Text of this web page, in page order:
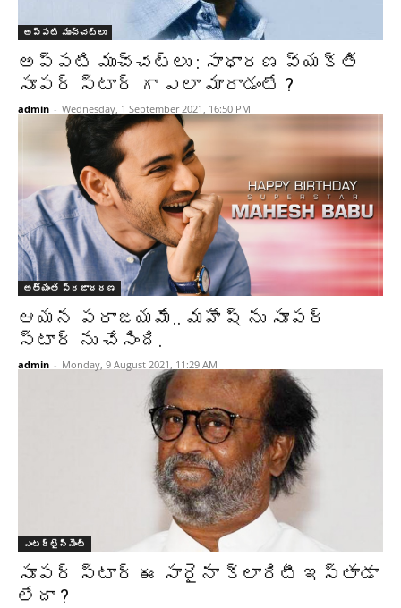
అప్పటి ముచ్చట్లు
అప్పటి ముచ్చట్లు : సాధారణ వ్యక్తి
సూపర్ స్టార్‌ గా ఎలా మారాడంటే ?
admin - Wednesday, 1 September 2021, 16:50 PM
అత్యంత ప్రజాదరణ
ఆయన పరాజయమే.. మహేష్ ను సూపర్
స్టార్ ను చేసింది.
admin - Monday, 9 August 2021, 11:29 AM
ఎంటర్టైన్మెంట్
సూపర్ స్టార్ ఈ సారైనా క్లారిటీ ఇస్తాడా
లేదా ?